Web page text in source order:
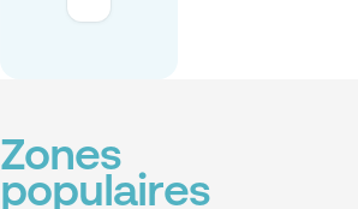
Zones
populaires